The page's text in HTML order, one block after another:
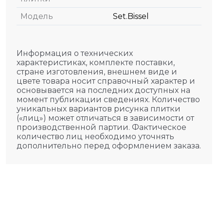
Модель Set.Bissel
Информация о технических
характеристиках, комплекте поставки,
стране изготовления, внешнем виде и
цвете товара носит справочный характер и
основывается на последних доступных на
момент публикации сведениях. Количество
уникальных вариантов рисунка плитки
(«лиц») может отличаться в зависимости от
производственной партии. Фактическое
количество лиц необходимо уточнять
дополнительно перед оформлением заказа.